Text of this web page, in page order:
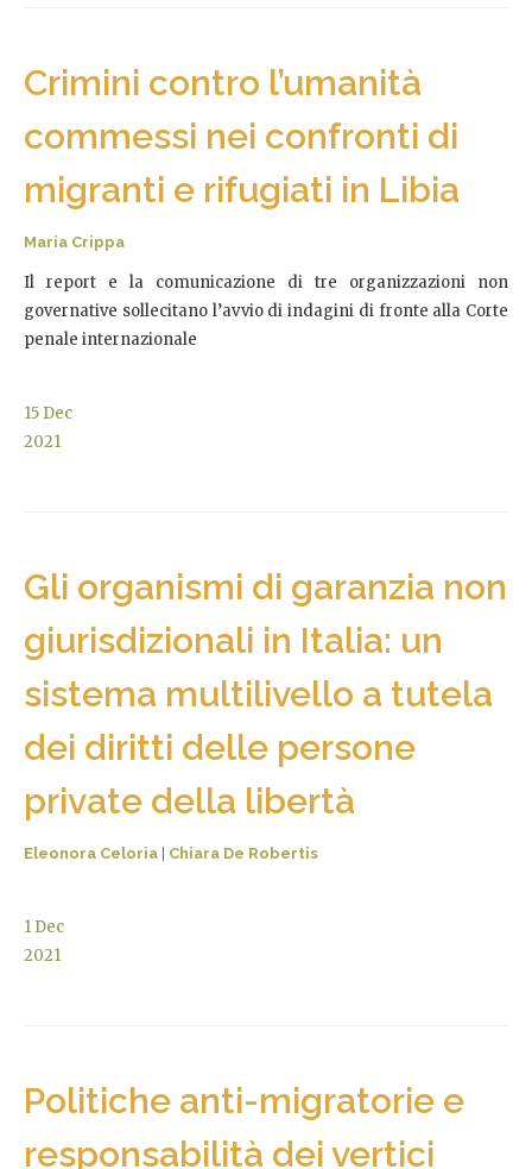
Crimini contro l’umanità
commessi nei confronti di
migranti e rifugiati in Libia
Maria Crippa
Il report e la comunicazione di tre organizzazioni non
governative sollecitano l’avvio di indagini di fronte alla Corte
penale internazionale
15 Dec
2021
Gli organismi di garanzia non
giurisdizionali in Italia: un
sistema multilivello a tutela
dei diritti delle persone
private della libertà
Eleonora Celoria Chiara De Robertis
1 Dec
2021
Politiche anti-migratorie e
responsabilità dei vertici